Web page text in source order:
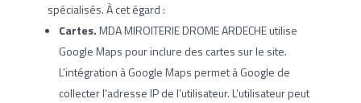
spécialisés. À cet égard :
Cartes.MDA MIROITERIE DROME ARDECHE utilise
Google Maps pour inclure des cartes sur le site.
L’intégration à Google Maps permet à Google de
collecter l’adresse IP de l’utilisateur. L’utilisateur peut